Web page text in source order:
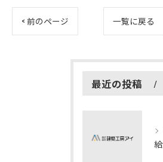
< 前のページ 一覧に戻る
最近の投稿